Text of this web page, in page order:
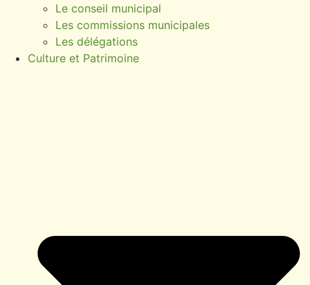
Le conseil municipal
Les commissions municipales
Les délégations
Culture et Patrimoine